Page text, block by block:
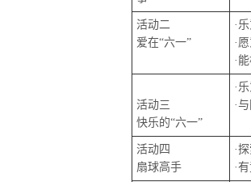
活动二
爱在“六一”
·
·
·
活动三
快乐的“六一”
·
·
活动四
扇球高手
·
·